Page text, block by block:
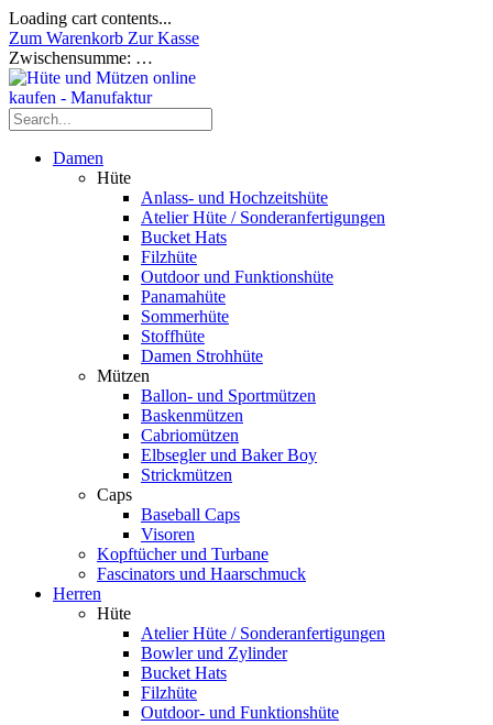
Loading cart contents...
Zum Warenkorb Zur Kasse
Zwischensumme: …
Damen
Hüte
Anlass- und Hochzeitshüte
Atelier Hüte / Sonderanfertigungen
Bucket Hats
Filzhüte
Outdoor und Funktionshüte
Panamahüte
Sommerhüte
Stoffhüte
Damen Strohhüte
Mützen
Ballon- und Sportmützen
Baskenmützen
Cabriomützen
Elbsegler und Baker Boy
Strickmützen
Caps
Baseball Caps
Visoren
Kopftücher und Turbane
Fascinators und Haarschmuck
Herren
Hüte
Atelier Hüte / Sonderanfertigungen
Bowler und Zylinder
Bucket Hats
Filzhüte
Outdoor- und Funktionshüte